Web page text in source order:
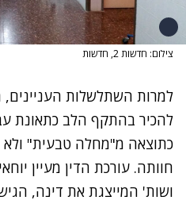
צילום: חדשות 2, חדשות
למרות השתלשלות העניינים,
להכיר בהתקף הלב כתאונת
כתוצאה מ"מחלה טבעית" ולא
חוותה. עורכת הדין מעיין
ושות' המייצגת את דינה,